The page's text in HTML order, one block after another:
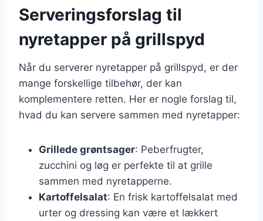
Serveringsforslag til
nyretapper på grillspyd
Når du serverer nyretapper på grillspyd, er der
mange forskellige tilbehør, der kan
komplementere retten. Her er nogle forslag til,
hvad du kan servere sammen med nyretapper:
Grillede grøntsager: Peberfrugter,
zucchini og løg er perfekte til at grille
sammen med nyretapperne.
Kartoffelsalat: En frisk kartoffelsalat med
urter og dressing kan være et lækkert